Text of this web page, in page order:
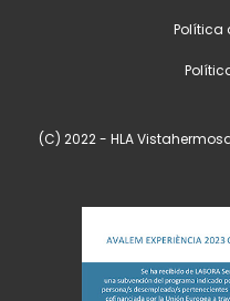
(C) 2022 - HLA
Política